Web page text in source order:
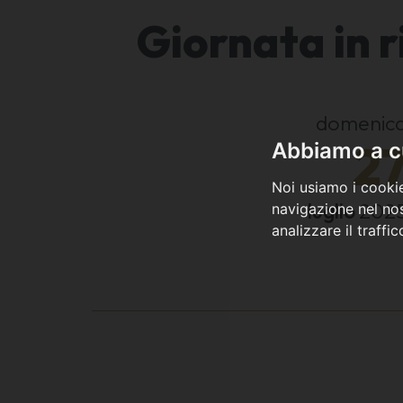
Abbiamo a
Noi usiamo i
navigazione nel
analizzare il
Giornata in
luglio